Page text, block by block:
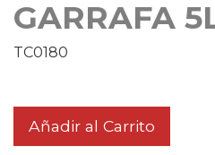
GARRAFA
TC0180
Añadir al Carrito